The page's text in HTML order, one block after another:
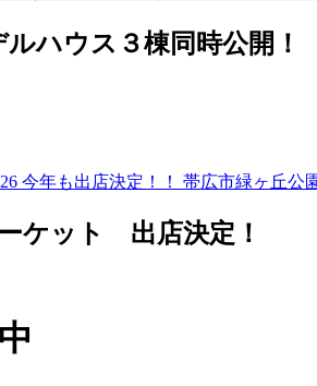
ハウス３棟同時公開！
今年も出店決定！！ 帯広市緑ヶ丘
ケット 出店決定！